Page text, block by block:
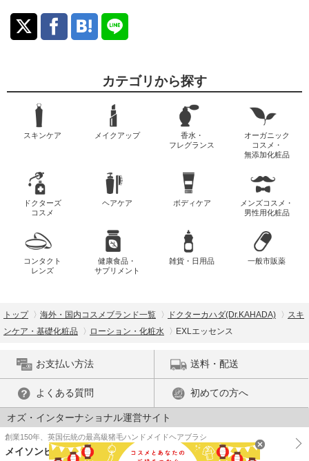
カテゴリから探す
スキンケア メイクアップ
香水・
フレグランス
オーガニック
コスメ・
無添加化粧品
ドクターズ
コスメ
ヘアケア ボディケア
メンズコスメ・
男性用化粧品
コンタクト
レンズ
健康食品・
サプリメント
雑貨・日用品 一般市販薬
トップ 海外・国内コスメブランド一覧 ドクターカハダ(Dr.KAHADA)
スキ
ンケア・基礎化粧品
ローション・化粧水 EXLエッセンス
お支払い方法 送料・配送
よくある質問 初めての方へ
オズ・インターナショナル運営サイト
創業150年、英国伝統の最高級猪毛ハンドメイドヘアブラシ
メイソンピアソン